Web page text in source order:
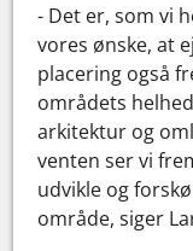
- Det er, som vi
vores ønske, at
placering også
områdets
arkitektur og
venten ser vi
udvikle og
område, siger